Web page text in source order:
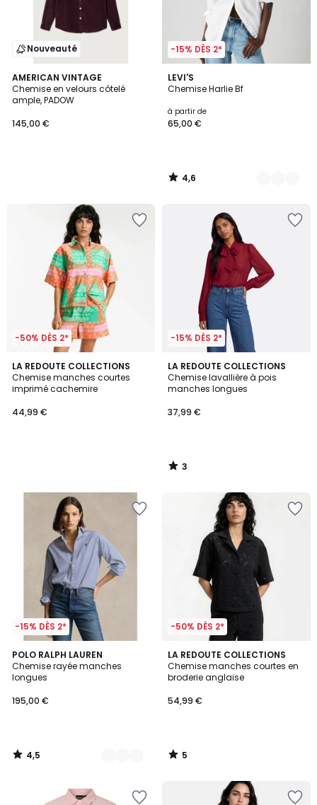
Nouveauté
AMERICAN VINTAGE
Chemise en velours côtelé
ample, PADOW
145,00 €
-15% DÈS 2*
LEVI'S
Chemise Harlie Bf
à partir de
65,00 €
4,6
/ 5
2
Couleurs
4,6
/
-50% DÈS 2*
LA REDOUTE COLLECTIONS
Chemise manches courtes
imprimé cachemire
44,99 €
-15% DÈS 2*
LA REDOUTE COLLECTIONS
Chemise lavallière à pois
manches longues
37,99 €
3
/
5
3
/
-15% DÈS 2*
POLO RALPH LAUREN
Chemise rayée manches
longues
195,00 €
4,5
/ 5
2
Couleurs
4,5
/
-50% DÈS 2*
LA REDOUTE COLLECTIONS
Chemise manches courtes en
broderie anglaise
54,99 €
5
/
5
5
/